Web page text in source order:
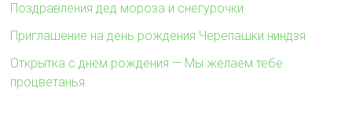
Поздравления дед мороза и снегурочки
Приглашение на день рождения Черепашки ниндзя
Открытка с днем рождения — Мы желаем тебе
процветанья